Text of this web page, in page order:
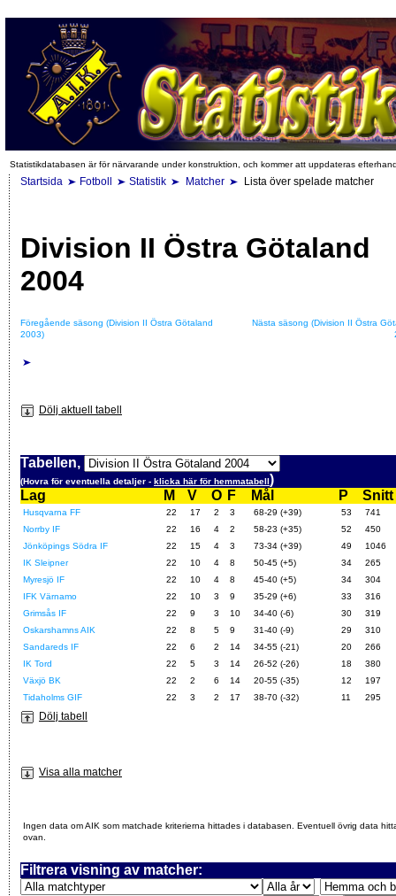
Statistikdatabasen är för närvarande under konstruktion, och kommer att uppdateras
Startsida Fotboll Statistik Matcher Lista över spelade matcher
Division II Östra Götaland
2004
Föregående säsong (Division II Östra Götaland
2003)
Nästa säsong (Division II Östra
Dölj aktuell tabell
Tabellen,
(Hovra för eventuella detaljer - klicka här för hemmatabell)
Lag
M V O F Mål P Snitt
Husqvarna FF 22 17 2 3 68-29 (+39) 53
741
Norrby IF
22 16 4 2 58-23 (+35) 52
450
Jönköpings Södra IF
22 15 4 3 73-34 (+39) 49
1046
IK Sleipner
22 10 4 8 50-45 (+5) 34
265
Myresjö IF
22 10 4 8 45-40 (+5) 34
304
IFK Värnamo
22 10 3 9 35-29 (+6) 33
316
Grimsås IF
22 9 3 10 34-40 (-6) 30
319
Oskarshamns AIK
22 8 5 9 31-40 (-9) 29
310
Sandareds IF
22 6 2 14 34-55 (-21) 20
266
IK Tord
22 5 3 14 26-52 (-26) 18
380
Växjö BK
22 2 6 14 20-55 (-35) 12
197
Tidaholms GIF
22 3 2 17 38-70 (-32) 11 295
Dölj tabell
Visa alla matcher
Ingen data om AIK som matchade kriterierna hittades i databasen. Eventuell övrig data
ovan.
Filtrera visning av matcher: